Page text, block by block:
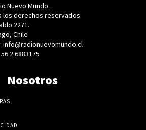
Nuevo Mundo.
los derechos reservados
2271.
Chile
info@radionuevomundo.cl
2 6883175
Nosotros